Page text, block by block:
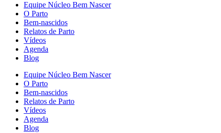
Equipe Núcleo Bem Nascer
O Parto
Bem-nascidos
Relatos de Parto
Vídeos
Agenda
Blog
Equipe Núcleo Bem Nascer
O Parto
Bem-nascidos
Relatos de Parto
Vídeos
Agenda
Blog